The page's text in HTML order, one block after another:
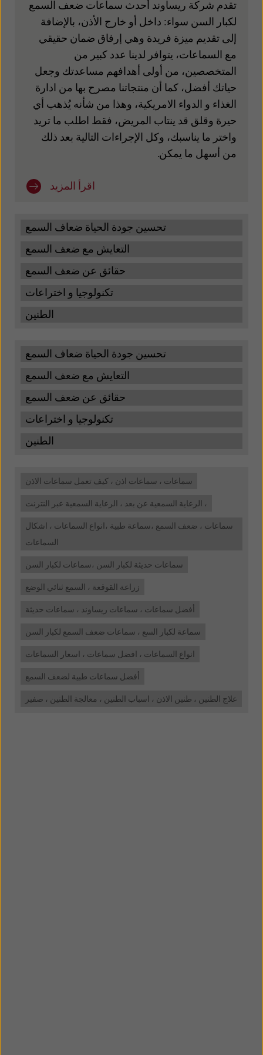
New Zealand Norge
Suisse
Suomi Sverige
Türkçe United Kingdom
United States Österreich
تقدم شركة ريساوند أحدث سماعات ضعف السمع
لكبار السن سواء: داخل أو خارج الأذن، بالإضافة
إلى تقديم ميزة فريدة وهي إرفاق ضمان حقيقي
مع السماعات، يتوافر لدينا عدد كبير من
المتخصصين، من أولى أهدافهم مساعدتك وجعل
حياتك أفضل، كما أن منتجاتنا مصرح بها من ادارة
الغذاء و الدواء الامريكية، وهذا من شأنه يُذهب أي
حيرة وقلق قد ينتاب المريض، فقط اطلب ما تريد
واختر ما يناسبك، وكل الإجراءات التالية بعد ذلك
من أسهل ما يمكن.
اقرأ المزيد
تحسين جودة الحياة ضعاف السمع
التعايش مع ضعف السمع
حقائق عن ضعف السمع
تكنولوجيا و اختراعات
الطنين
تحسين جودة الحياة ضعاف السمع
التعايش مع ضعف السمع
حقائق عن ضعف السمع
تكنولوجيا و اختراعات
الطنين
سماعات ، سماعات اذن ، كيف تعمل سماعات الاذن
الرعاية السمعية عن بعد ، الرعاية السمعية عبر النترنت ،
سماعات ، ضعف السمع ،سماعة طبية ،انواع السماعات ، اشكال
السماعات
سماعات حديثة لكبار السن ،سماعات لكبار السن
زراعة القوقعة ، السمع ثنائي الوضع
أفضل سماعات ، سماعات ريساوند ، سماعات حديثة
سماعة لكبار السع ، سماعات ضعف السمع لكبار السن
انواع السماعات ، افضل سماعات ، اسعار السماعات
أفضل سماعات طبية لضعف السمع
علاج الطنين ، طنين الاذن ، اسباب الطنين ، معالجة الطنين ، صفير